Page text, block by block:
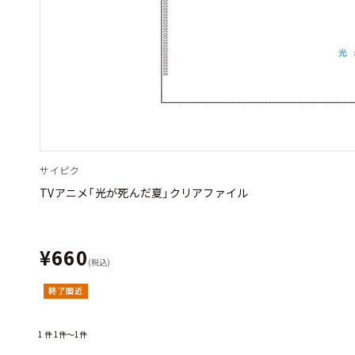
サイピク
TVアニメ「光が死んだ夏」クリアファイル
¥660 (税込)
終了間近
1 件1件～1件